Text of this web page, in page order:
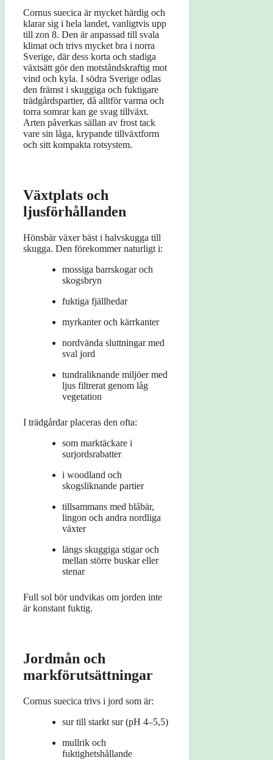
Cornus suecica är mycket härdig och
klarar sig i hela landet, vanligtvis upp
till zon 8. Den är anpassad till svala
klimat och trivs mycket bra i norra
Sverige, där dess korta och stadiga
växtsätt gör den motståndskraftig mot
vind och kyla. I södra Sverige odlas
den främst i skuggiga och fuktigare
trädgårdspartier, då alltför varma och
torra somrar kan ge svag tillväxt.
Arten påverkas sällan av frost tack
vare sin låga, krypande tillväxtform
och sitt kompakta rotsystem.
Växtplats och
ljusförhållanden
Hönsbär växer bäst i halvskugga till
skugga. Den förekommer naturligt i:
mossiga barrskogar och
skogsbryn
fuktiga fjällhedar
myrkanter och kärrkanter
nordvända sluttningar med
sval jord
tundraliknande miljöer med
ljus filtrerat genom låg
vegetation
I trädgårdar placeras den ofta:
som marktäckare i
surjordsrabatter
i woodland och
skogsliknande partier
tillsammans med blåbär,
lingon och andra nordliga
växter
längs skuggiga stigar och
mellan större buskar eller
stenar
Full sol bör undvikas om jorden inte
är konstant fuktig.
Jordmån och
markförutsättningar
Cornus suecica trivs i jord som är:
sur till starkt sur (pH 4–5,5)
mullrik och
fuktighetshållande